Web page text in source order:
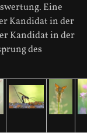
Eine
Kandidat in der
Kandidat in der
des